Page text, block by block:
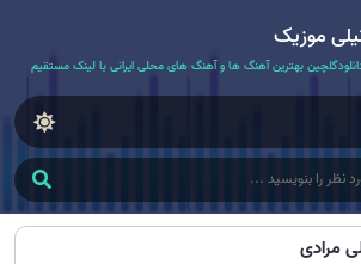
موزیک
بهترین آهنگ ها و آهنگ های محلی ایرانی با لینک مستقیم
مرادی